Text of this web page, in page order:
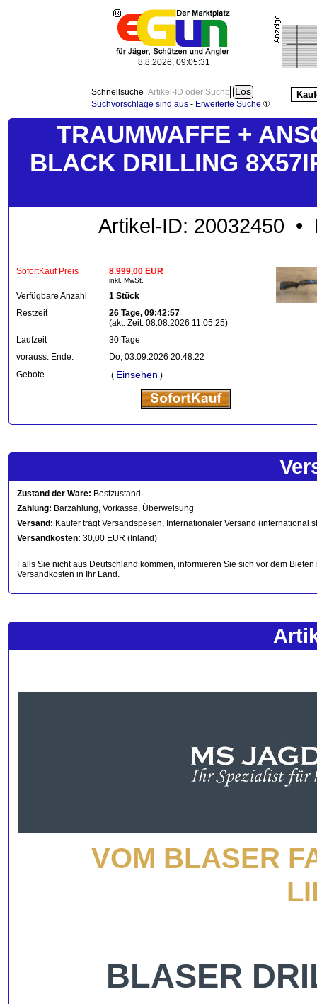
8.8.2026, 09:05:32
Schnellsuche
Suchvorschläge sind aus- Erweiterte Suche
TRAUMWAFFE +
BLACK DRILLING
Artikel-ID: 20032450 •
SofortKauf Preis 8.999,00 EUR
inkl. MwSt.
Verfügbare Anzahl
1 Stück
Restzeit
26 Tage, 09:42:57
(akt. Zeit: 08.08.2026 11:05:25)
Laufzeit
30 Tage
vorauss. Ende:
Do, 03.09.2026 20:48:22
Gebote
( Einsehen )
Zustand der Ware: Bestzustand
Zahlung: Barzahlung, Vorkasse, Überweisung
Versand: Käufer trägt Versandspesen, Internationaler Versand (international
Versandkosten: 30,00 EUR (Inland)
Falls Sie nicht aus Deutschland kommen, informieren Sie sich vor dem
Versandkosten in Ihr Land.
VOM BLASER
BLASER